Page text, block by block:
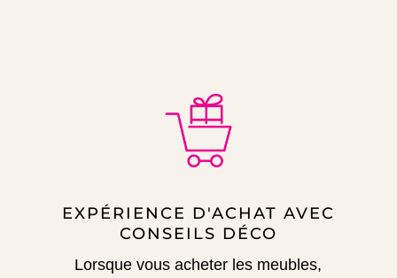
EXPÉRIENCE D'ACHAT AVEC
CONSEILS DÉCO
Lorsque vous acheter les meubles,